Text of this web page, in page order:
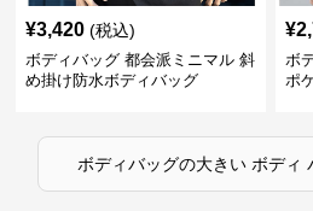
¥3,420 (税込)
ボディバッグ 都会派ミニマル 斜
め掛け防水ボディバッグ
¥
ボ
ポ
ボディバッグの大きい ボディ